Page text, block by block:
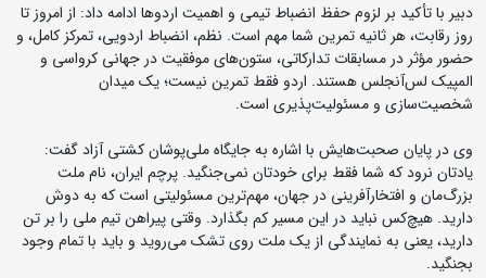
دبیر با تأکید بر لزوم حفظ انضباط تیمی و اهمیت اردوها ادامه داد: از امروز تا
روز رقابت، هر ثانیه تمرین شما مهم است. نظم، انضباط اردویی، تمرکز کامل، و
حضور مؤثر در مسابقات تدارکاتی، ستون‌های موفقیت در جهانی کرواسی و
المپیک لس‌آنجلس هستند. اردو فقط تمرین نیست؛ یک میدان
شخصیت‌سازی و مسئولیت‌پذیری است.
وی در پایان صحبت‌هایش با اشاره به جایگاه ملی‌پوشان کشتی آزاد گفت:
یادتان نرود که شما فقط برای خودتان نمی‌جنگید. پرچم ایران، نام ملت
بزرگ‌مان و افتخارآفرینی در جهان، مهم‌ترین مسئولیتی است که به دوش
دارید. هیچ‌کس نباید در این مسیر کم بگذارد. وقتی پیراهن تیم ملی را بر تن
دارید، یعنی به نمایندگی از یک ملت روی تشک می‌روید و باید با تمام وجود
بجنگید.